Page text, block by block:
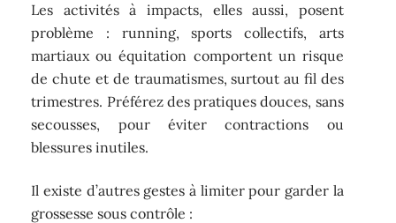
Les activités à impacts, elles aussi, posent
problème : running, sports collectifs, arts
martiaux ou équitation comportent un risque
de chute et de traumatismes, surtout au fil des
trimestres. Préférez des pratiques douces, sans
secousses, pour éviter contractions ou
blessures inutiles.
Il existe d’autres gestes à limiter pour garder la
grossesse sous contrôle :